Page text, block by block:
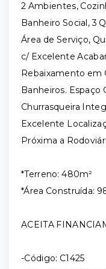
2 Ambientes,
Banheiro Social, 3
Área de Serviço,
c/ Excelente
Rebaixamento em
Banheiros.
Churrasqueira
Excelente
Próxima a
*Terreno: 480m²
*Área Construída:
ACEITA
-Código: C1425